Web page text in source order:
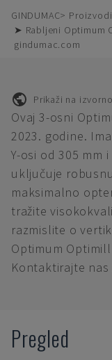
GINDUMAC Proizvodi
➤ Rabljeni Optimum
gindumac.com
Prikaži na
Ovaj 3-osni
2023. godine.
Y-osi od 305 mm
uključuje
maksimalno
tražite
razmislite o
Optimum
Kontaktirajte nas
Pregled